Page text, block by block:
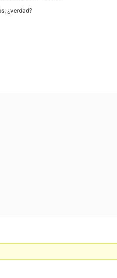
¿verdad?